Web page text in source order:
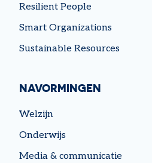
Resilient People
Smart Organizations
Sustainable Resources
NAVORMINGEN
Welzijn
Onderwijs
Media & communicatie